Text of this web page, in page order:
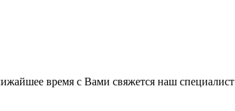
время с Вами свяжется наш специалист